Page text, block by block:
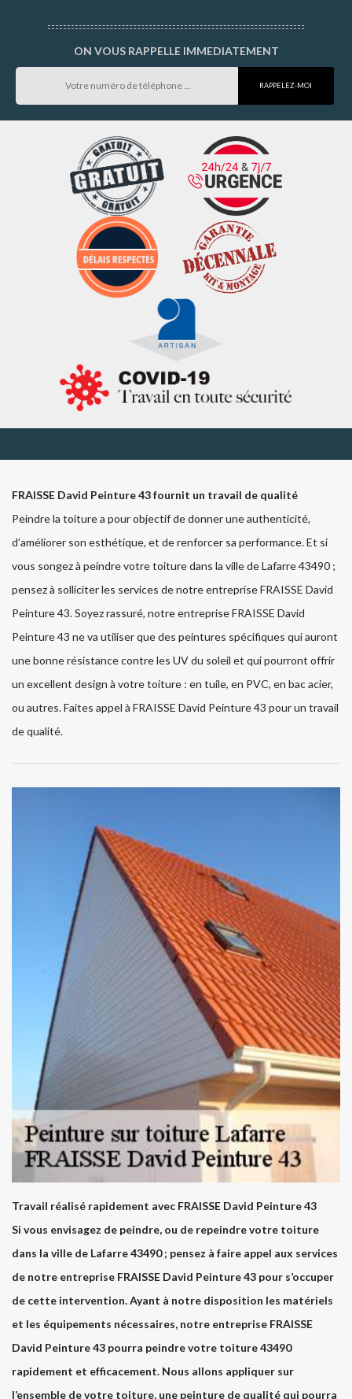
ON VOUS RAPPELLE IMMEDIATEMENT
FRAISSE David Peinture 43 fournit un travail de qualité
Peindre la toiture a pour objectif de donner une authenticité,
d’améliorer son esthétique, et de renforcer sa performance. Et si
vous songez à peindre votre toiture dans la ville de Lafarre 43490 ;
pensez à solliciter les services de notre entreprise FRAISSE David
Peinture 43. Soyez rassuré, notre entreprise FRAISSE David
Peinture 43 ne va utiliser que des peintures spécifiques qui auront
une bonne résistance contre les UV du soleil et qui pourront offrir
un excellent design à votre toiture : en tuile, en PVC, en bac acier,
ou autres. Faites appel à FRAISSE David Peinture 43 pour un travail
de qualité.
Travail réalisé rapidement avec FRAISSE David Peinture 43
Si vous envisagez de peindre, ou de repeindre votre toiture
dans la ville de Lafarre 43490 ; pensez à faire appel aux services
de notre entreprise FRAISSE David Peinture 43 pour s’occuper
de cette intervention. Ayant à notre disposition les matériels
et les équipements nécessaires, notre entreprise FRAISSE
David Peinture 43 pourra peindre votre toiture 43490
rapidement et efficacement. Nous allons appliquer sur
l’ensemble de votre toiture, une peinture de qualité qui pourra